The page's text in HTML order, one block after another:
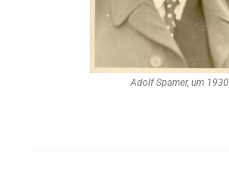
Adolf Spamer, um 1930